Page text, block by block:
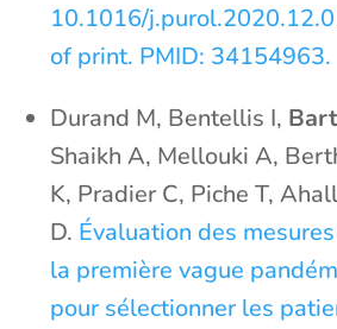
10.1016/
of print. PMID: 34154963.
Durand M, Bentellis I,
Shaikh A, Mellouki A,
K, Pradier C, Piche T,
D. Évaluation des
la première vague
pour sélectionner les